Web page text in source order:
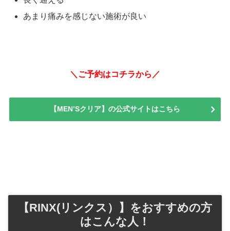
あまり痛みを感じない施術が良い
＼ご予約はコチラから／
【MEN’Sクリア】の公式サイトはこちら
【RINX(リンクス）】をおすすめの方
はこんな人！